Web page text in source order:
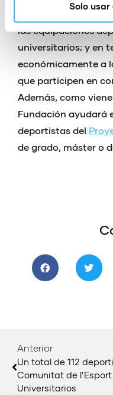
Solo
l’Esport mediante
las equipaciones
universitarios; y en
económicamente a
que participen en
Además, como
Fundación ayudará
deportistas del
de grado, máster o
Anterior
Un total de 112
Comunitat de
Universitarios